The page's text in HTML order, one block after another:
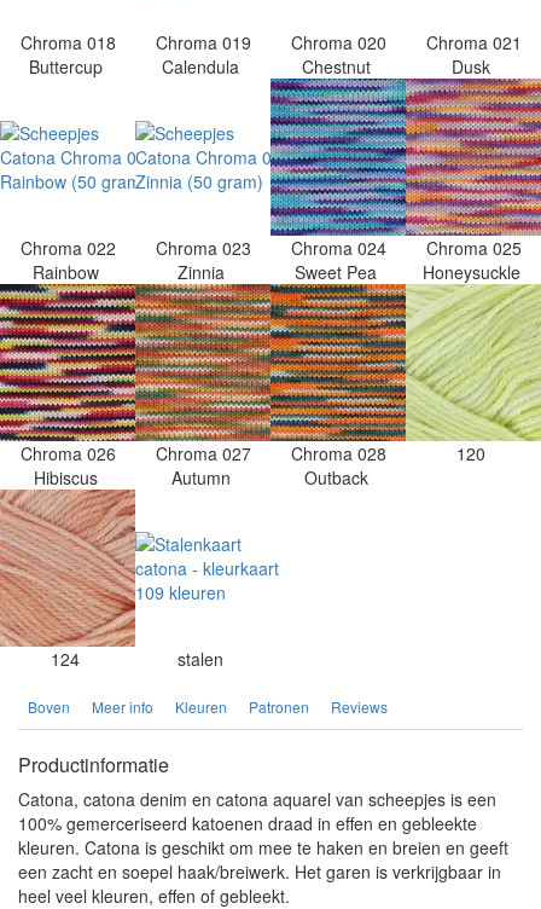
Chroma 018
Buttercup
Chroma 019
Calendula
Chroma 020
Chestnut
Chroma 021
Dusk
Chroma 022
Rainbow
Chroma 023
Zinnia
Chroma 024
Sweet Pea
Chroma 025
Honeysuckle
Chroma 026
Hibiscus
Chroma 027
Autumn
Chroma 028
Outback
120
124 stalen
Boven Meer info Kleuren Patronen Reviews
Productinformatie
Catona, catona denim en catona aquarel van scheepjes is een
100% gemerceriseerd katoenen draad in effen en gebleekte
kleuren. Catona is geschikt om mee te haken en breien en geeft
een zacht en soepel haak/breiwerk. Het garen is verkrijgbaar in
heel veel kleuren, effen of gebleekt.